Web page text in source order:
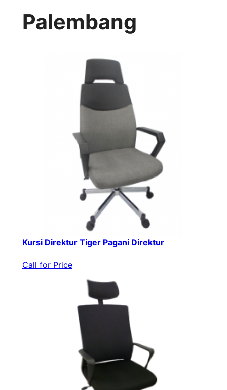
Palembang
Kursi Direktur Tiger Pagani Direktur
Call for Price